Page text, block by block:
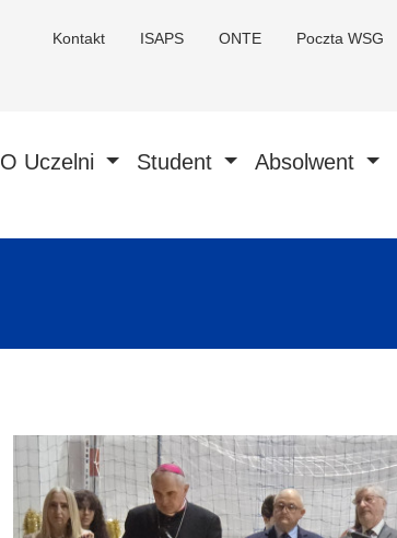
Kontakt ISAPS ONTE Poczta WSG
O Uczelni Student Absolwent